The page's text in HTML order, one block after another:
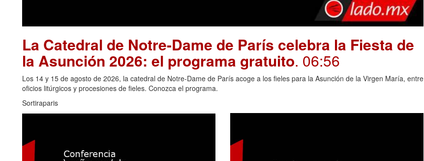
La Catedral de Notre-Dame de París celebra la Fiesta de
la Asunción 2026: el programa gratuito. 06:56
Los 14 y 15 de agosto de 2026, la catedral de Notre-Dame de París acoge a los fieles para la Asunción de la Virgen María, entre
oficios litúrgicos y procesiones de fieles. Conozca el programa.
Sortiraparis